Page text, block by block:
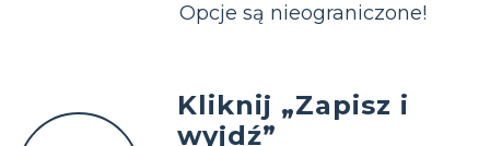
Opcje są nieograniczone!
Kliknij „Zapisz i
wyjdź”